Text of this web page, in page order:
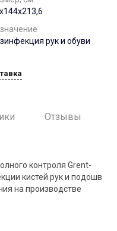
рук и обуви
Отзывы
контроля Grent-
кистей рук и подошв
на производстве